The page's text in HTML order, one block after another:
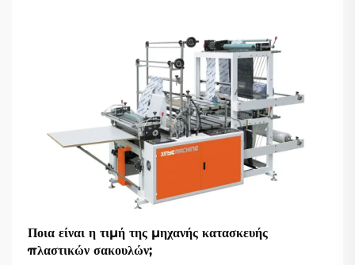
Ποια είναι η τιμή της μηχανής κατασκευής
πλαστικών σακουλών;